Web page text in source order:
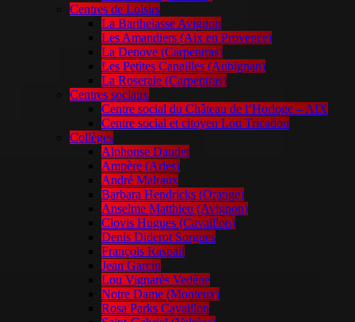
Centres de Loisirs
La Barthelasse Avignon
Les Amandiers (Aix en Provence)
La Denove (Carpentras)
Les Petites Canailles (Aubignan)
La Roseraie (Carpentras)
Centres sociaux
Centre social du Château de l’Horloge – AIX
Centre social et citoyen Lou Tricadou
Collèges
Alphonse Daudet
Ampère (Arles)
André Malraux
Barbara Hendricks (Orange)
Anselme Matthieu (Avignon)
Clovis Hugues (Cavaillon)
Denis Diderot Sorgues
François Raspail
Jean Garcin
Lou Vignarès Vedène
Notre Dame (Monteux)
Rosa Parks Cavaillon